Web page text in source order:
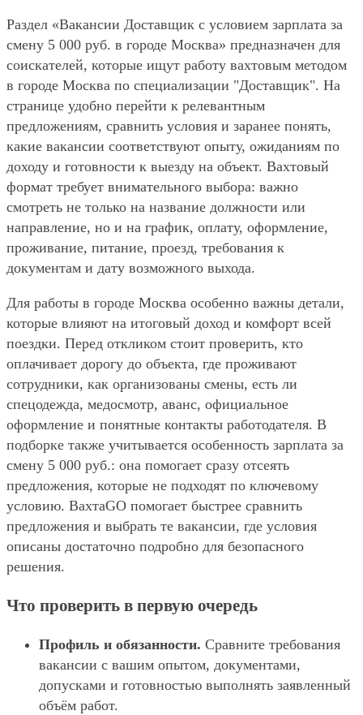
Раздел «Вакансии Доставщик с условием зарплата за
смену 5 000 руб. в городе Москва» предназначен для
соискателей, которые ищут работу вахтовым методом
в городе Москва по специализации "Доставщик". На
странице удобно перейти к релевантным
предложениям, сравнить условия и заранее понять,
какие вакансии соответствуют опыту, ожиданиям по
доходу и готовности к выезду на объект. Вахтовый
формат требует внимательного выбора: важно
смотреть не только на название должности или
направление, но и на график, оплату, оформление,
проживание, питание, проезд, требования к
документам и дату возможного выхода.
Для работы в городе Москва особенно важны детали,
которые влияют на итоговый доход и комфорт всей
поездки. Перед откликом стоит проверить, кто
оплачивает дорогу до объекта, где проживают
сотрудники, как организованы смены, есть ли
спецодежда, медосмотр, аванс, официальное
оформление и понятные контакты работодателя. В
подборке также учитывается особенность зарплата за
смену 5 000 руб.: она помогает сразу отсеять
предложения, которые не подходят по ключевому
условию. ВахтаGO помогает быстрее сравнить
предложения и выбрать те вакансии, где условия
описаны достаточно подробно для безопасного
решения.
Что проверить в первую очередь
Профиль и обязанности. Сравните требования
вакансии с вашим опытом, документами,
допусками и готовностью выполнять заявленный
объём работ.